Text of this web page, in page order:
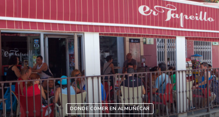
DÓNDE COMER EN ALMUÑÉCAR